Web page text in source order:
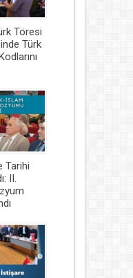
Töresi
Türk
Tarihi
II.